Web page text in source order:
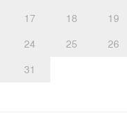
17 18 19
24 25 26
31